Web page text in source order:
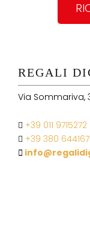
REGALI
Via Sommariva,
+39 011 9715272
+39 380